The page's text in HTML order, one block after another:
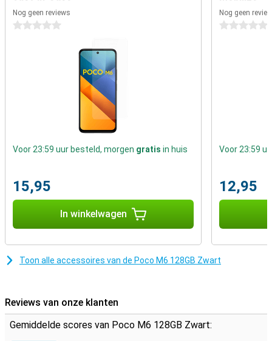
met de smartphone van Poco. Deze beschikt namelijk over een
bijzonder goede accu.
Ben jij op zoek naar een telefoon met vingerafdruk scanner? Dan is
deze misschien wat voor jou, de vingerafdruk scanner is verwerkt
op de zijkant van de telefoon. De glazen achterkant van de Poco M6
128GB Zwart geeft dit toestel een unieke look, deze look is heel
populair onder high-end toestellen.
Nog geen reviews
0 sterren
Voor 23:59 uur besteld, morgen gratis in huis
15,95
In winkelwagen
Nog geen
0 sterren
Voor 23:59
12,95
Toon alle accessoires van de Poco M6 128GB Zwart
Reviews van onze klanten
Gemiddelde scores van Poco M6 128GB Zwart: